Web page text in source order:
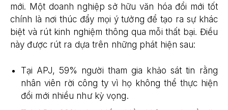
mới. Một doanh nghiệp sở hữu văn hóa đổi mới tốt
chính là nơi thúc đẩy mọi ý tưởng để tạo ra sự khác
biệt và rút kinh nghiệm thông qua mỗi thất bại. Điều
này được rút ra dựa trên những phát hiện sau:
Tại APJ, 59% người tham gia khảo sát tin rằng
nhân viên rời công ty vì họ không thể thực hiện
đổi mới nhiều như kỳ vọng.